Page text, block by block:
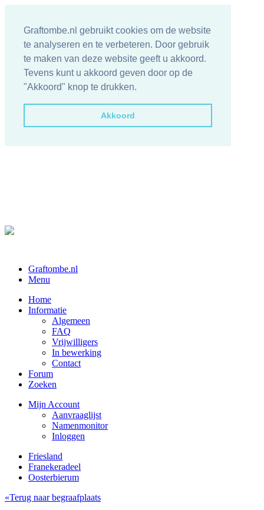
Graftombe.nl gebruikt cookies om de website
te analyseren en te verbeteren. Door gebruik
te maken van deze website geeft u akkoord.
Tevens kunt u akkoord geven door op de
"Akkoord" knop te drukken.
Akkoord
Graftombe.nl
Menu
Home
Informatie
Algemeen
FAQ
Vrijwilligers
In bewerking
Contact
Forum
Zoeken
Mijn Account
Aanvraaglijst
Namenmonitor
Inloggen
Friesland
Franekeradeel
Oosterbierum
«Terug naar begraafplaats